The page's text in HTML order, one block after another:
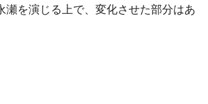
瀬を演じる上で、変化させた部分はあ